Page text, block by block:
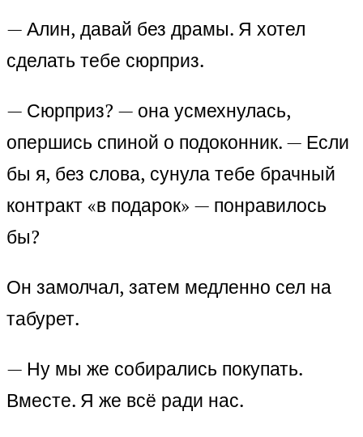
— Алин, давай без драмы. Я хотел
сделать тебе сюрприз.
— Сюрприз? — она усмехнулась,
опершись спиной о подоконник. — Если
бы я, без слова, сунула тебе брачный
контракт «в подарок» — понравилось
бы?
Он замолчал, затем медленно сел на
табурет.
— Ну мы же собирались покупать.
Вместе. Я же всё ради нас.